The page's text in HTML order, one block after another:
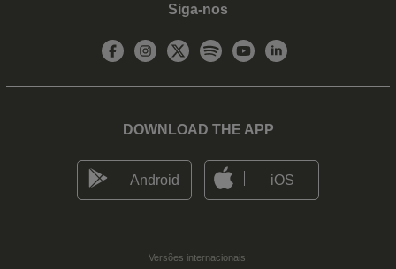
Siga-nos
DOWNLOAD THE APP
Android iOS
Versões internacionais: